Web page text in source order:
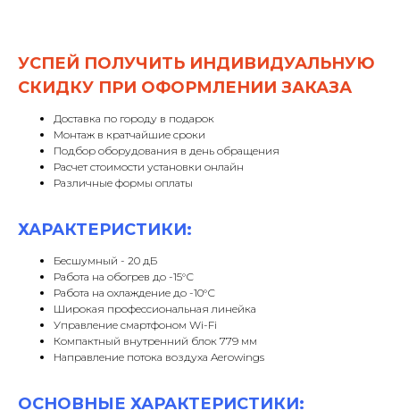
УСПЕЙ ПОЛУЧИТЬ ИНДИВИДУАЛЬНУЮ
СКИДКУ ПРИ ОФОРМЛЕНИИ ЗАКАЗА
Доставка по городу в подарок
Монтаж в кратчайшие сроки
Подбор оборудования в день обращения
Расчет стоимости установки онлайн
Различные формы оплаты
ХАРАКТЕРИСТИКИ:
Бесшумный - 20 дБ
Работа на обогрев до -15°С
Работа на охлаждение до -10°С
Широкая профессиональная линейка
Управление смартфоном Wi-Fi
Компактный внутренний блок 779 мм
Направление потока воздуха Aerowings
ОСНОВНЫЕ ХАРАКТЕРИСТИКИ: